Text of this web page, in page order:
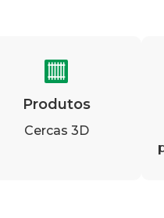
Produtos
Cercas 3D